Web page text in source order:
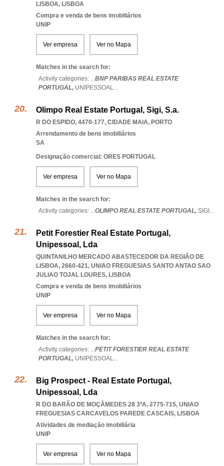
LISBOA, LISBOA
Compra e venda de bens imobiliários
UNIP
Ver empresa Ver no Mapa
Matches in the search for:
Activity categories: ...BNP PARIBAS REAL ESTATE
PORTUGAL, UNIPESSOAL...
Olimpo Real Estate Portugal, Sigi, S.a.
R DO ESPIDO, 4470-177, CIDADE MAIA, PORTO
Arrendamento de bens imobiliários
SA
Designação comercial: ORES PORTUGAL
Ver empresa Ver no Mapa
Matches in the search for:
Activity categories: ...OLIMPO REAL ESTATE PORTUGAL, SIGI ...
Petit Forestier Real Estate Portugal,
Unipessoal, Lda
QUINTANILHO MERCADO ABASTECEDOR DA REGIÃO DE
LISBOA, 2660-421, UNIAO FREGUESIAS SANTO ANTAO SAO
JULIAO TOJAL LOURES, LISBOA
Compra e venda de bens imobiliários
UNIP
Ver empresa Ver no Mapa
Matches in the search for:
Activity categories: ...PETIT FORESTIER REAL ESTATE
PORTUGAL, UNIPESSOAL...
Big Prospect - Real Estate Portugal,
Unipessoal, Lda
R DO BARÃO DE MOÇÂMEDES 28 3ºA, 2775-715, UNIAO
FREGUESIAS CARCAVELOS PAREDE CASCAIS, LISBOA
Atividades de mediação imobiliária
UNIP
Ver empresa Ver no Mapa